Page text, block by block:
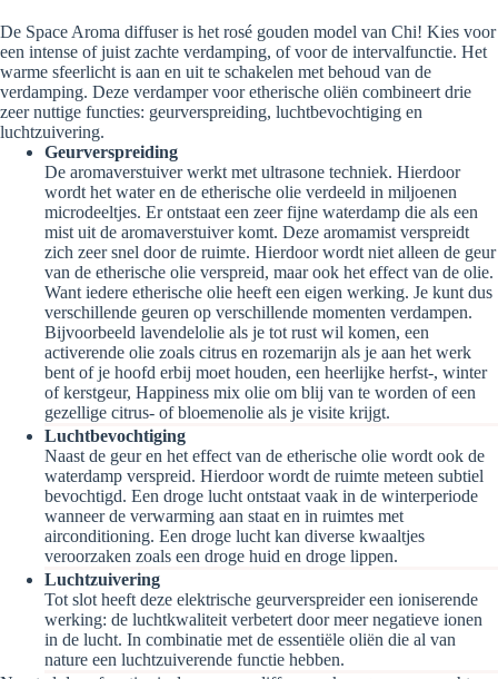
De Space Aroma diffuser is het rosé gouden model van Chi! Kies voor
een intense of juist zachte verdamping, of voor de intervalfunctie. Het
warme sfeerlicht is aan en uit te schakelen met behoud van de
verdamping. Deze verdamper voor etherische oliën combineert drie
zeer nuttige functies: geurverspreiding, luchtbevochtiging en
luchtzuivering.
Geurverspreiding
De aromaverstuiver werkt met ultrasone techniek. Hierdoor
wordt het water en de etherische olie verdeeld in miljoenen
microdeeltjes. Er ontstaat een zeer fijne waterdamp die als een
mist uit de aromaverstuiver komt. Deze aromamist verspreidt
zich zeer snel door de ruimte. Hierdoor wordt niet alleen de geur
van de etherische olie verspreid, maar ook het effect van de olie.
Want iedere etherische olie heeft een eigen werking. Je kunt dus
verschillende geuren op verschillende momenten verdampen.
Bijvoorbeeld lavendelolie als je tot rust wil komen, een
activerende olie zoals citrus en rozemarijn als je aan het werk
bent of je hoofd erbij moet houden, een heerlijke herfst-, winter
of kerstgeur, Happiness mix olie om blij van te worden of een
gezellige citrus- of bloemenolie als je visite krijgt.
Luchtbevochtiging
Naast de geur en het effect van de etherische olie wordt ook de
waterdamp verspreid. Hierdoor wordt de ruimte meteen subtiel
bevochtigd. Een droge lucht ontstaat vaak in de winterperiode
wanneer de verwarming aan staat en in ruimtes met
airconditioning. Een droge lucht kan diverse kwaaltjes
veroorzaken zoals een droge huid en droge lippen.
Luchtzuivering
Tot slot heeft deze elektrische geurverspreider een ioniserende
werking: de luchtkwaliteit verbetert door meer negatieve ionen
in de lucht. In combinatie met de essentiële oliën die al van
nature een luchtzuiverende functie hebben.